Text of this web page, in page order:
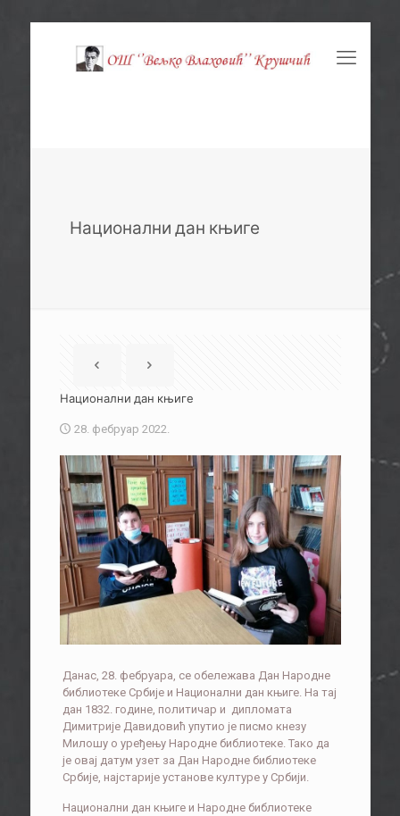
Национални дан књиге
Национални дан књиге
28. фебруар 2022.
Данас, 28. фебруара, се обележава Дан Народне
библиотеке Србије и Национални дан књиге. На тај
дан 1832. године, политичар и дипломата
Димитрије Давидовић упутио је писмо кнезу
Милошу о уређењу Народне библиотеке. Тако да
је овај датум узет за Дан Народне библиотеке
Србије, најстарије установе културе у Србији.
Национални дан књиге и Народне библиотеке